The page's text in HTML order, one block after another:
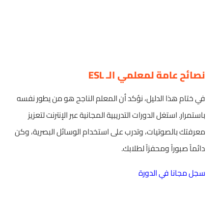
نصائح عامة لمعلمي الـ ESL
في ختام هذا الدليل، نؤكد أن المعلم الناجح هو من يطور نفسه
باستمرار. استغل الدورات التدريبية المجانية عبر الإنترنت لتعزيز
معرفتك بالصوتيات، وتدرب على استخدام الوسائل البصرية، وكن
دائماً صبوراً ومحفزاً لطلابك.
سجل مجانا في الدورة